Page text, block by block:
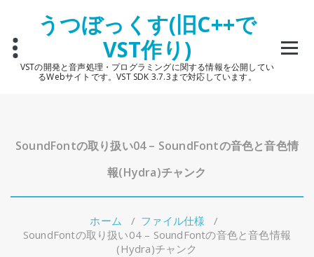
うつぼっくす(旧C++で
VST作り)
VSTの開発と音声処理・プログラミングに関する情報を公開してい
るWebサイトです。VST SDK 3.7.3まで対応しています。
SoundFontの取り扱い04 – SoundFontの音色と音色情
報(Hydra)チャンク
ホーム / ファイル仕様 /
SoundFontの取り扱い04 – SoundFontの音色と音色情報
(Hydra)チャンク